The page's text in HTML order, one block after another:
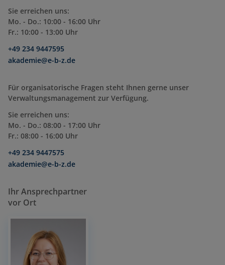
Sie erreichen uns:
Mo. - Do.: 10:00 - 16:00 Uhr
Fr.: 10:00 - 13:00 Uhr
+49 234 9447595
akademie@e-b-z.de
Für organisatorische Fragen steht Ihnen gerne unser
Verwaltungsmanagement zur Verfügung.
Sie erreichen uns:
Mo. - Do.: 08:00 - 17:00 Uhr
Fr.: 08:00 - 16:00 Uhr
+49 234 9447575
akademie@e-b-z.de
Ihr Ansprechpartner
vor Ort